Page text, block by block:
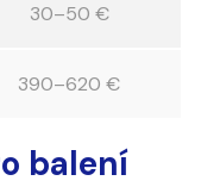
30–50 €
390–620 €
balení